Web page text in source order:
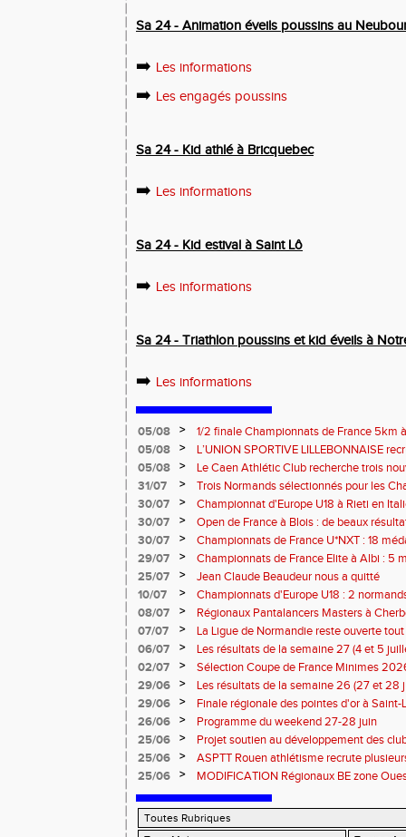
Sa 24 - Animation éveils poussins au
➡️ Les informations
➡️ Les engagés poussins
Sa 24 - Kid athlé à Bricquebec
➡️ Les informations
Sa 24 - Kid estival à Saint Lô
➡️ Les informations
Sa 24 - Triathlon poussins et kid éveils à
➡️ Les informations
05/08 >
1/2 finale Championnats de France 5km
13 septembre 2026 : les informations
05/08 >
L’UNION SPORTIVE LILLEBONNAISE
rentrée 2026
05/08 >
Le Caen Athlétic Club recherche trois
civique à compter de septembre 2026
31/07 >
Trois Normands sélectionnés pour les
Eugene !
30/07 >
Championnat d'Europe U18 à Rieti en
normands
30/07 >
Open de France à Blois : de beaux
30/07
>
Championnats de France U*NXT : 18
29/07
>
Championnats de France Elite à Albi : 5
titres !
25/07 >
Jean Claude Beaudeur nous a quitté
10/07
>
Championnats d'Europe U18 : 2
08/07
>
Régionaux Pantalancers Masters à
07/07
>
La Ligue de Normandie reste ouverte tout
06/07
>
Les résultats de la semaine 27 (4 et 5
02/07
>
Sélection Coupe de France Minimes
29/06
>
Les résultats de la semaine 26 (27 et 28
29/06
>
Finale régionale des pointes d'or à
informations
26/06 >
Programme du weekend 27-28 juin
25/06
>
Projet soutien au développement des
25/06
>
ASPTT Rouen athlétisme recrute
25/06
>
MODIFICATION Régionaux BE zone